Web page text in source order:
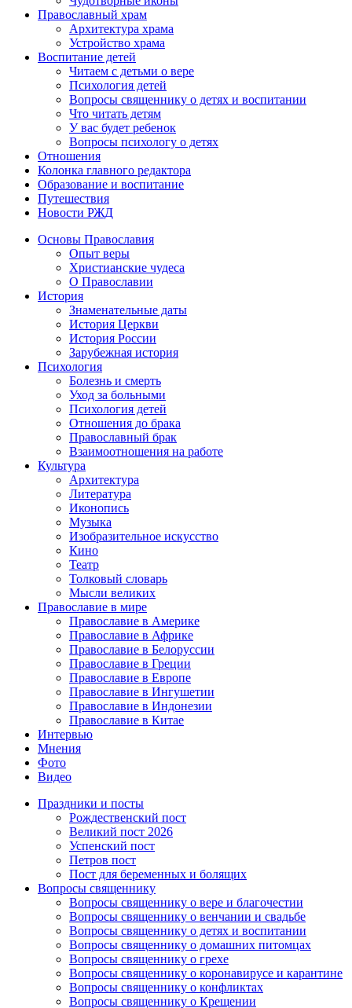
Православный храм
Архитектура храма
Устройство храма
Воспитание детей
Читаем с детьми о вере
Психология детей
Вопросы священнику о детях и воспитании
Что читать детям
У вас будет ребенок
Вопросы психологу о детях
Отношения
Колонка главного редактора
Образование и воспитание
Путешествия
Новости РЖД
Основы Православия
Опыт веры
Христианские чудеса
О Православии
История
Знаменательные даты
История Церкви
История России
Зарубежная история
Психология
Болезнь и смерть
Уход за больными
Психология детей
Отношения до брака
Православный брак
Взаимоотношения на работе
Культура
Архитектура
Литература
Иконопись
Музыка
Изобразительное искусство
Кино
Театр
Толковый словарь
Мысли великих
Православие в мире
Православие в Америке
Православие в Африке
Православие в Белоруссии
Православие в Греции
Православие в Европе
Православие в Ингушетии
Православие в Индонезии
Православие в Китае
Интервью
Мнения
Фото
Видео
Праздники и посты
Рождественский пост
Великий пост 2026
Успенский пост
Петров пост
Пост для беременных и болящих
Вопросы священнику
Вопросы священнику о вере и благочестии
Вопросы священнику о венчании и свадьбе
Вопросы священнику о детях и воспитании
Вопросы священнику о домашних питомцах
Вопросы священнику о грехе
Вопросы священнику о коронавирусе и карантине
Вопросы священнику о конфликтах
Вопросы священнику о Крещении